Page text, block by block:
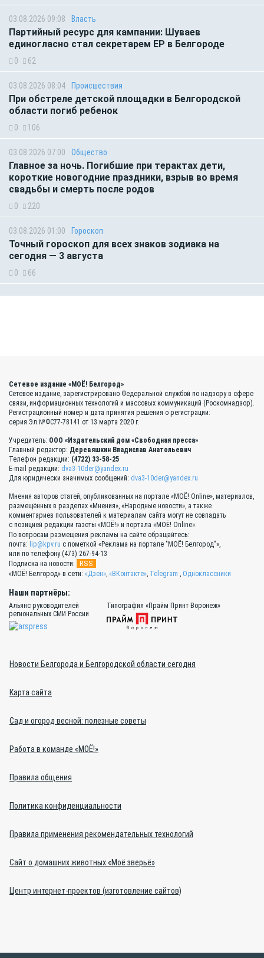
03.08.2026 09:08 Власть
Партийный ресурс для кампании: Шуваев
единогласно стал секретарем ЕР в Белгороде
0 62
03.08.2026 08:04 Происшествия
При обстреле детской площадки в Белгородской
области погиб ребенок
0 106
03.08.2026 07:00 Общество
Главное за ночь. Погибшие при терактах дети,
короткие новогодние праздники, взрыв во время
свадьбы и смерть после родов
0 220
03.08.2026 01:00 Гороскоп
Точный гороскоп для всех знаков зодиака на
сегодня — 3 августа
0 66
Сетевое издание «МОЁ! Белгород»
Сетевое издание, зарегистрировано Федеральной службой по надзору в сфере
связи, информационных технологий и массовых коммуникаций (Роскомнадзор).
Регистрационный номер и дата принятия решения о регистрации:
серия Эл №ФС77-78141 от 13 марта 2020 г.
Учредитель: ООО «Издательский дом «Свободная пресса»
Главный редактор: Деревяшкин Владислав Анатольевич
Телефон редакции: (4722) 33-58-25
E-mail редакции: dva3-10der@yandex.ru
Для юридически значимых сообщений: dva3-10der@yandex.ru
Мнения авторов статей, опубликованных на портале «МОЁ! Online», материалов,
размещённых в разделах «Мнения», «Народные новости», а также
комментариев пользователей к материалам сайта могут не совпадать
с позицией редакции газеты «МОЁ!» и портала «МОЁ! Online».
По вопросам размещения рекламы на сайте обращайтесь:
почта: lip@kpv.ru с пометкой «Реклама на портале "МОЁ! Белгород"»,
или по телефону (473) 267-94-13
Подписка на новости:
RSS
«МОЁ! Белгород» в сети: «Дзен», «ВКонтакте», Telegram , Одноклассники
Наши партнёры:
Альянс руководителей
региональных СМИ России
Типография «Прайм Принт Воронеж»
Новости Белгорода и Белгородской области сегодня
Карта сайта
Сад и огород весной: полезные советы
Работа в команде «МОЁ!»
Правила общения
Политика конфиденциальности
Правила применения рекомендательных технологий
Сайт о домашних животных «Моё зверьё»
Центр интернет-проектов (изготовление сайтов)